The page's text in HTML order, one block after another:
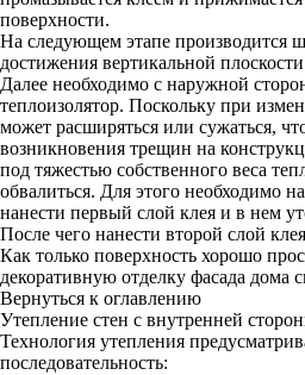
поверхности.
На следующем этапе производится
достижения вертикальной
Далее необходимо с наружной
теплоизолятор. Поскольку при
может расширяться или сужаться,
возникновения трещин на
под тяжестью собственного веса
обвалиться. Для этого необходимо
нанести первый слой клея и в нем
После чего нанести второй слой
Как только поверхность хорошо
декоративную отделку фасада дома
Вернуться к оглавлению
Утепление стен с внутренней
Технология утепления
последовательность: